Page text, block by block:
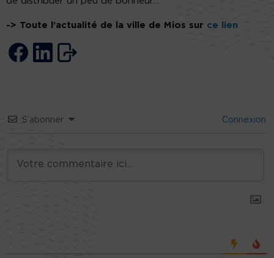
-> Toute l’actualité de la ville de Mios sur ce lien
S’abonner Connexion